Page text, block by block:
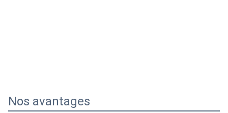
Nos avantages